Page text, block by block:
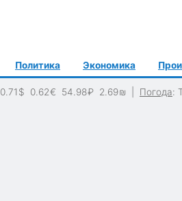
Политика Экономика
0.71 $ 0.62€ 54.98₽ 2.69₪ Погода: